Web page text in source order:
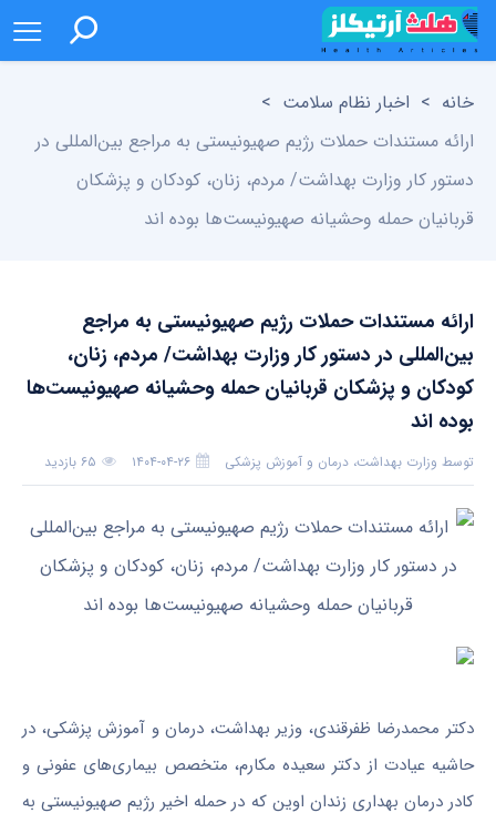
خانه > اخبار نظام سلامت >
ارائه مستندات حملات رژیم صهیونیستی به مراجع بین‌المللی در
دستور کار وزارت بهداشت/ مردم، زنان، کودکان و پزشکان
قربانیان حمله وحشیانه صهیونیست‌ها بوده اند
ارائه مستندات حملات رژیم صهیونیستی به مراجع
بین‌المللی در دستور کار وزارت بهداشت/ مردم، زنان،
کودکان و پزشکان قربانیان حمله وحشیانه صهیونیست‌ها
بوده اند
توسط وزارت بهداشت، درمان و آموزش پزشکی ۱۴۰۴-۰۴-۲۶
۶۵ بازدید
بدون دیدگاه
دکتر محمدرضا ظفرقندی، وزیر بهداشت، درمان و آموزش پزشکی، در
حاشیه عیادت از دکتر سعیده مکارم، متخصص بیماری‌های عفونی و
کادر درمان بهداری زندان اوین که در حمله اخیر رژیم صهیونیستی به